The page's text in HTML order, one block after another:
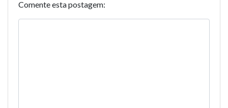
Comente esta postagem: